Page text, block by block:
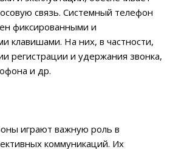
связь. Системный телефон
фиксированными и
клавишами. На них, в частности,
регистрации и удержания звонка,
и др.
играют важную роль в
коммуникаций. Их